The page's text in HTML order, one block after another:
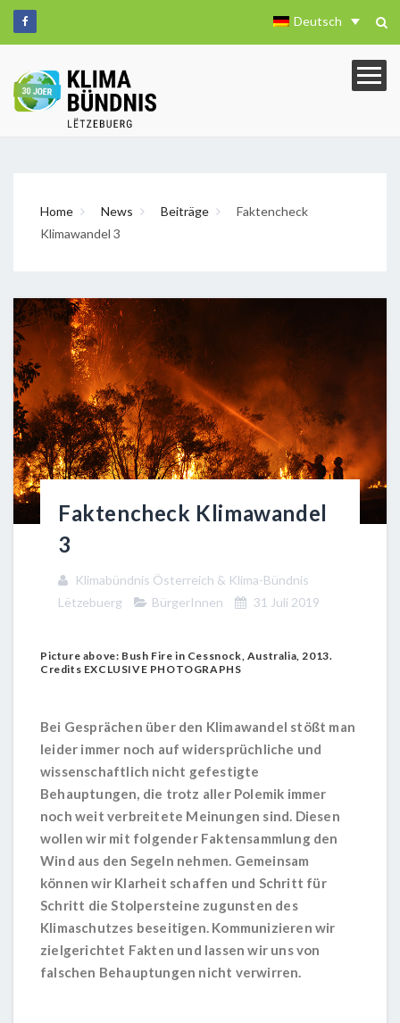
Deutsch
Home News Beiträge
Faktencheck
Klimawandel 3
Faktencheck Klimawandel
3
Klimabündnis Österreich & Klima-Bündnis
Lëtzebuerg
BürgerInnen 31 Juli 2019
Picture above: Bush Fire in Cessnock, Australia, 2013.
Credits EXCLUSIVE PHOTOGRAPHS
Bei Gesprächen über den Klimawandel stößt man
leider immer noch auf widersprüchliche und
wissenschaftlich nicht gefestigte
Behauptungen, die trotz aller Polemik immer
noch weit verbreitete Meinungen sind. Diesen
wollen wir mit folgender Faktensammlung den
Wind aus den Segeln nehmen. Gemeinsam
können wir Klarheit schaffen und Schritt für
Schritt die Stolpersteine zugunsten des
Klimaschutzes beseitigen. Kommunizieren wir
zielgerichtet Fakten und lassen wir uns von
falschen Behauptungen nicht verwirren.